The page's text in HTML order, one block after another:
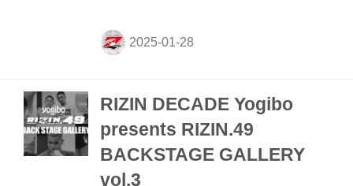
リム9 第10試合／元谷友貴 vs. 秋元強真 第
10試合／元谷友貴 vs. 秋元強真11 第9試合
リ・シェイドゥラエフ14 第8試合／YA-
合／YA-MAN vs. カルシャガ・ダウトベッ
ク13 第7試合／福田龍彌 vs. 芦澤竜誠 第7
試合／福田龍彌 vs. 芦澤竜誠...
RIZIN DECADE Yogibo
presents RIZIN.49
BACKSTAGE GALLERY
vol.3